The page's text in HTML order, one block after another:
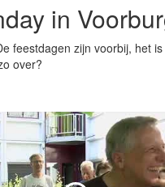
in
feestdagen zijn voorbij, het
over?